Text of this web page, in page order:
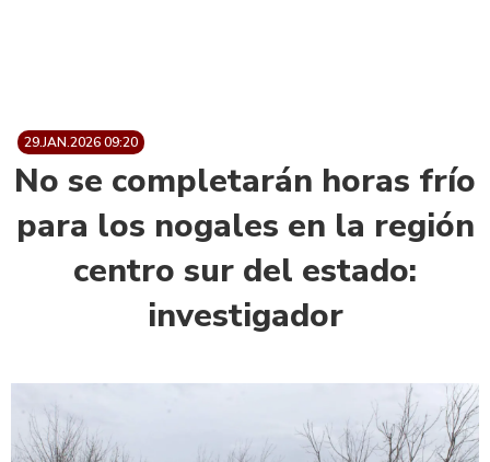
29.JAN.2026 09:20
No se completarán horas frío
para los nogales en la región
centro sur del estado:
investigador